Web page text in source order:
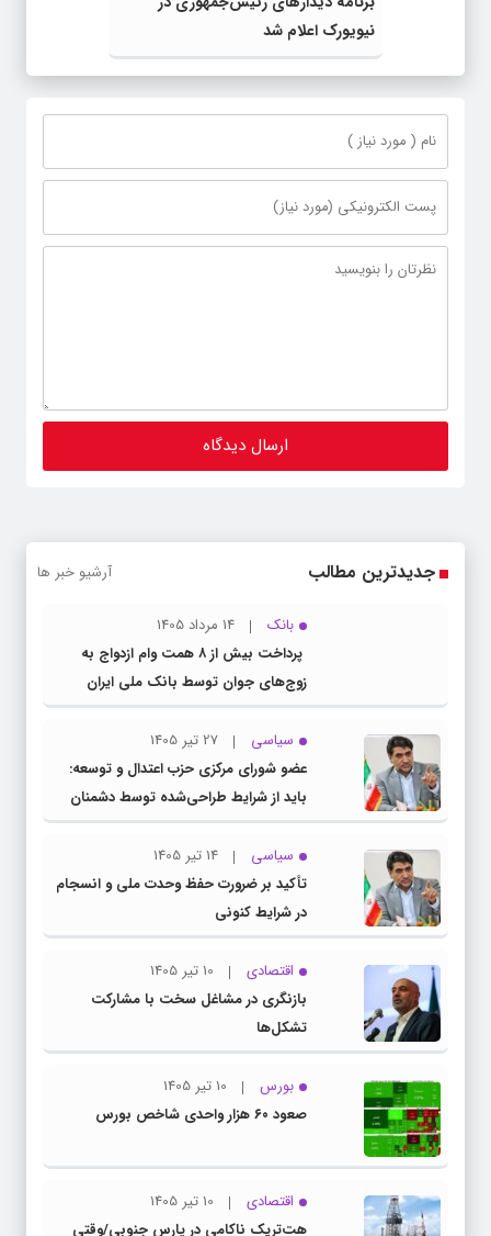
نیویورک اعلام شد
جدیدترین مطالب آرشیو خبر ها
بانک
14 مرداد 1405
پرداخت بیش از ۸ همت وام ازدواج به
زوج‌های جوان توسط بانک ملی ایران
سیاسی
27 تیر 1405
عضو شورای مرکزی حزب اعتدال و توسعه:
باید از شرایط طراحی‌شده توسط دشمنان
عبور کنیم
سیاسی
14 تیر 1405
تأکید بر ضرورت حفظ وحدت ملی و انسجام
در شرایط کنونی
اقتصادی
10 تیر 1405
بازنگری در مشاغل سخت با مشارکت
تشکل‌ها
بورس
10 تیر 1405
صعود ۶۰ هزار واحدی شاخص بورس
اقتصادی
10 تیر 1405
هت‌تریک ناکامی در پارس جنوبی/وقتی